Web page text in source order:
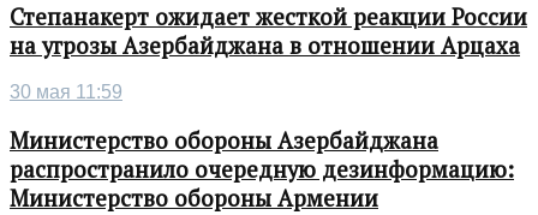
Степанакерт ожидает жесткой реакции России
на угрозы Азербайджана в отношении Арцаха
30 мая 11:59
Министерство обороны Азербайджана
распространило очередную дезинформацию:
Министерство обороны Армении